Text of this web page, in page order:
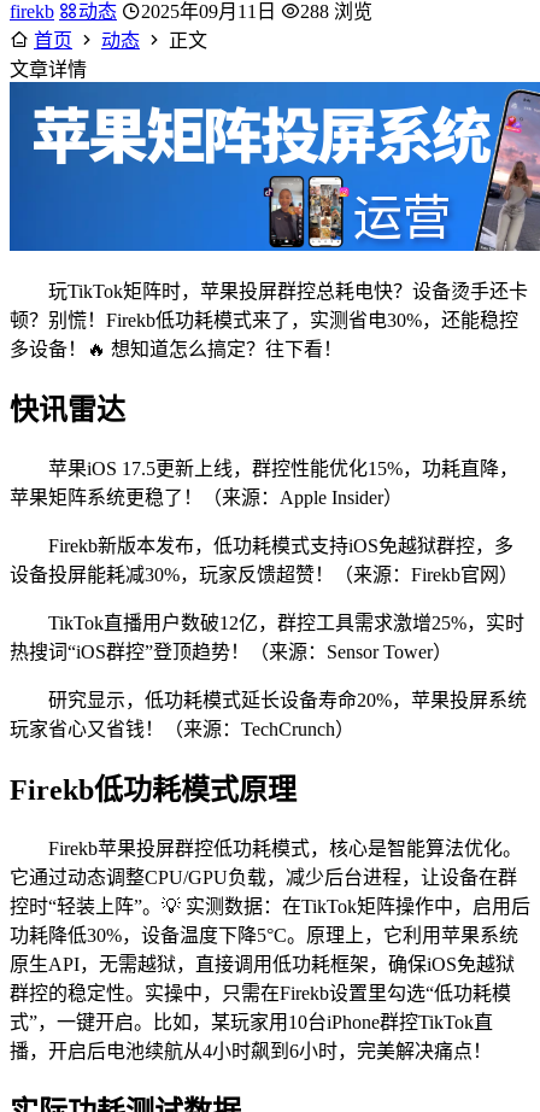
firekb 动态 2025年09月11日
288 浏览
首页
动态
正文
文章详情
玩TikTok矩阵时，苹果投屏群控总耗电快？设备烫手还卡
顿？别慌！Firekb低功耗模式来了，实测省电30%，还能稳控
多设备！🔥 想知道怎么搞定？往下看！
快讯雷达
苹果iOS 17.5更新上线，群控性能优化15%，功耗直降，
苹果矩阵系统更稳了！（来源：Apple Insider）
Firekb新版本发布，低功耗模式支持iOS免越狱群控，多
设备投屏能耗减30%，玩家反馈超赞！（来源：Firekb官网）
TikTok直播用户数破12亿，群控工具需求激增25%，实时
热搜词“iOS群控”登顶趋势！（来源：Sensor Tower）
研究显示，低功耗模式延长设备寿命20%，苹果投屏系统
玩家省心又省钱！（来源：TechCrunch）
Firekb低功耗模式原理
Firekb苹果投屏群控低功耗模式，核心是智能算法优化。
它通过动态调整CPU/GPU负载，减少后台进程，让设备在群
控时“轻装上阵”。💡 实测数据：在TikTok矩阵操作中，启用后
功耗降低30%，设备温度下降5°C。原理上，它利用苹果系统
原生API，无需越狱，直接调用低功耗框架，确保iOS免越狱
群控的稳定性。实操中，只需在Firekb设置里勾选“低功耗模
式”，一键开启。比如，某玩家用10台iPhone群控TikTok直
播，开启后电池续航从4小时飙到6小时，完美解决痛点！